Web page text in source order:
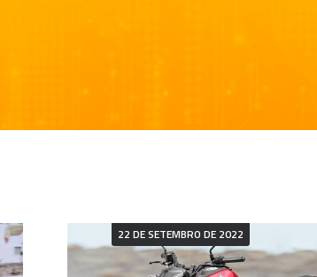
22 DE SETEMBRO DE 2022